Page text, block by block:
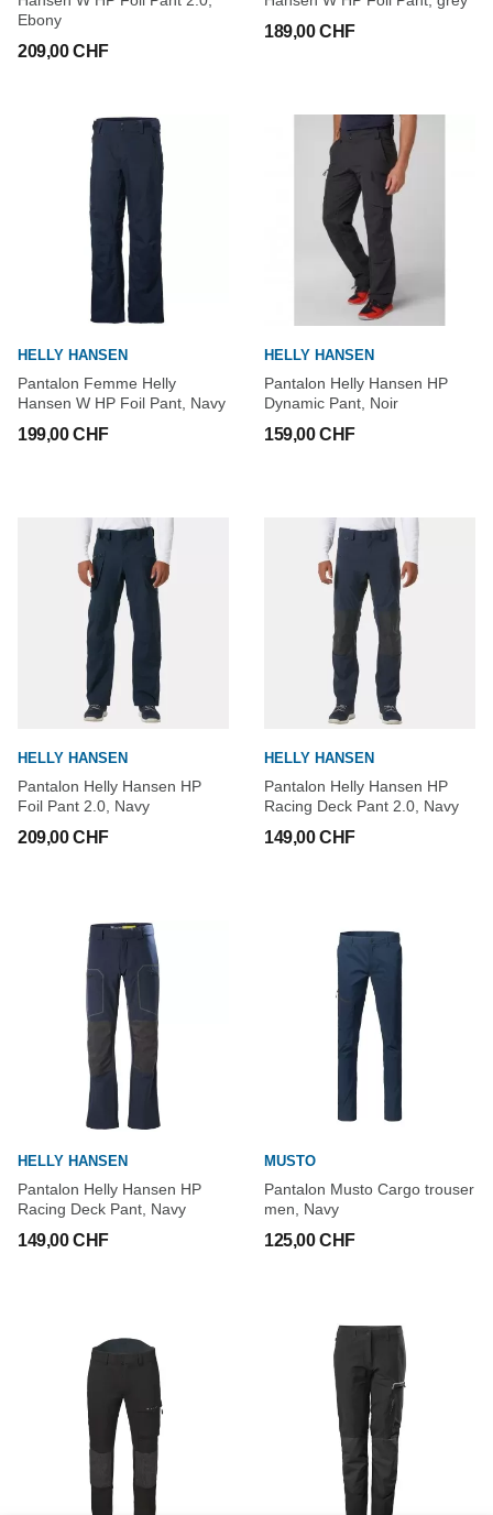
Ebony
209,00 CHF
189,00 CHF
HELLY HANSEN
Pantalon Femme Helly
Hansen W HP Foil Pant, Navy
199,00 CHF
HELLY HANSEN
Pantalon Helly Hansen HP
Dynamic Pant, Noir
159,00 CHF
HELLY HANSEN
Pantalon Helly Hansen HP
Foil Pant 2.0, Navy
209,00 CHF
HELLY HANSEN
Pantalon Helly Hansen HP
Racing Deck Pant 2.0, Navy
149,00 CHF
HELLY HANSEN
Pantalon Helly Hansen HP
Racing Deck Pant, Navy
149,00 CHF
MUSTO
Pantalon Musto Cargo trouser
men, Navy
125,00 CHF